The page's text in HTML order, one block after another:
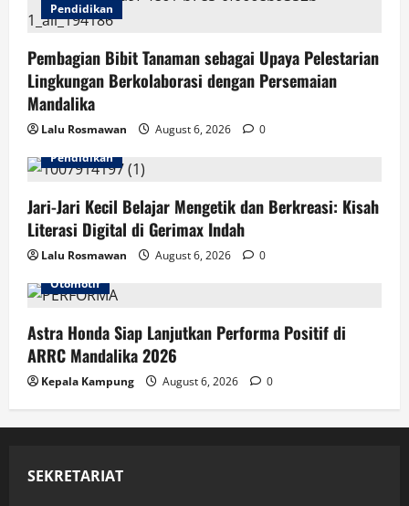
Pendidikan
Pembagian Bibit Tanaman sebagai Upaya Pelestarian
Lingkungan Berkolaborasi dengan Persemaian
Mandalika
Lalu Rosmawan August 6, 2026
0
Pendidikan
Jari-Jari Kecil Belajar Mengetik dan Berkreasi: Kisah
Literasi Digital di Gerimax Indah
Lalu Rosmawan August 6, 2026
0
Otomotif
Astra Honda Siap Lanjutkan Performa Positif di
ARRC Mandalika 2026
Kepala Kampung August 6, 2026 0
SEKRETARIAT